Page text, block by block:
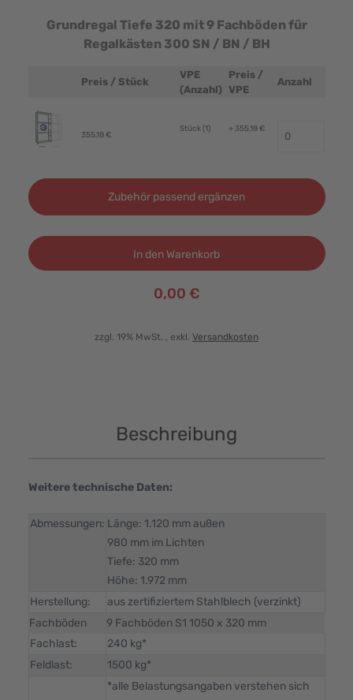
Grundregal Tiefe 320 mit 9 Fachböden für
Regalkästen 300 SN / BN / BH
Produktbild
Preis / Stück
VPE
(Anzahl)
Preis /
VPE
Anzahl
355,18 €
Stück (1) + 355,18 €
Zubehör passend ergänzen
In den Warenkorb
0,00 €
zzgl. 19% MwSt. , exkl. Versandkosten
Beschreibung
Weitere technische Daten:
Abmessungen: Länge: 1.120 mm außen
980 mm im Lichten
Tiefe: 320 mm
Höhe: 1.972 mm
Herstellung:
aus zertifiziertem Stahlblech (verzinkt)
Fachböden
9 Fachböden S1 1050 x 320 mm
Fachlast:
240 kg*
Feldlast:
1500 kg*
*alle Belastungsangaben verstehen sich